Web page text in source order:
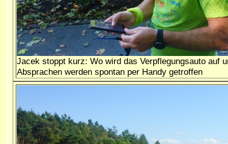
Jacek stoppt kurz: Wo wird das Verpflegungsauto auf
Absprachen werden spontan per Handy getroffen